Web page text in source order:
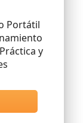
Portátil
y